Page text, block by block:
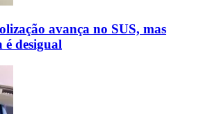
avança no SUS, mas
é desigual